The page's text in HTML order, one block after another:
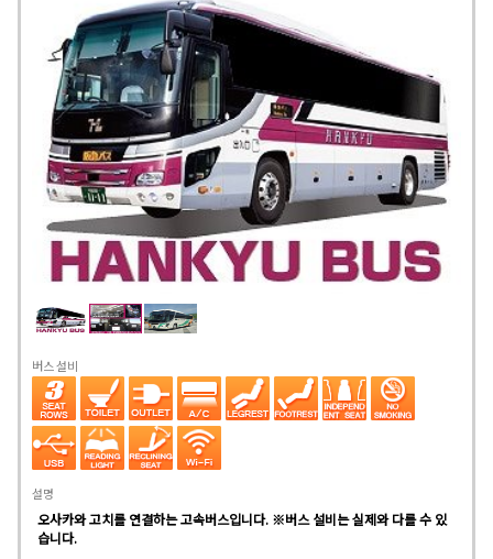
버스 설비
설명
오사카와 고치를 연결하는 고속버스입니다. ※버스 설비는 실제와 다를 수 있
습니다.